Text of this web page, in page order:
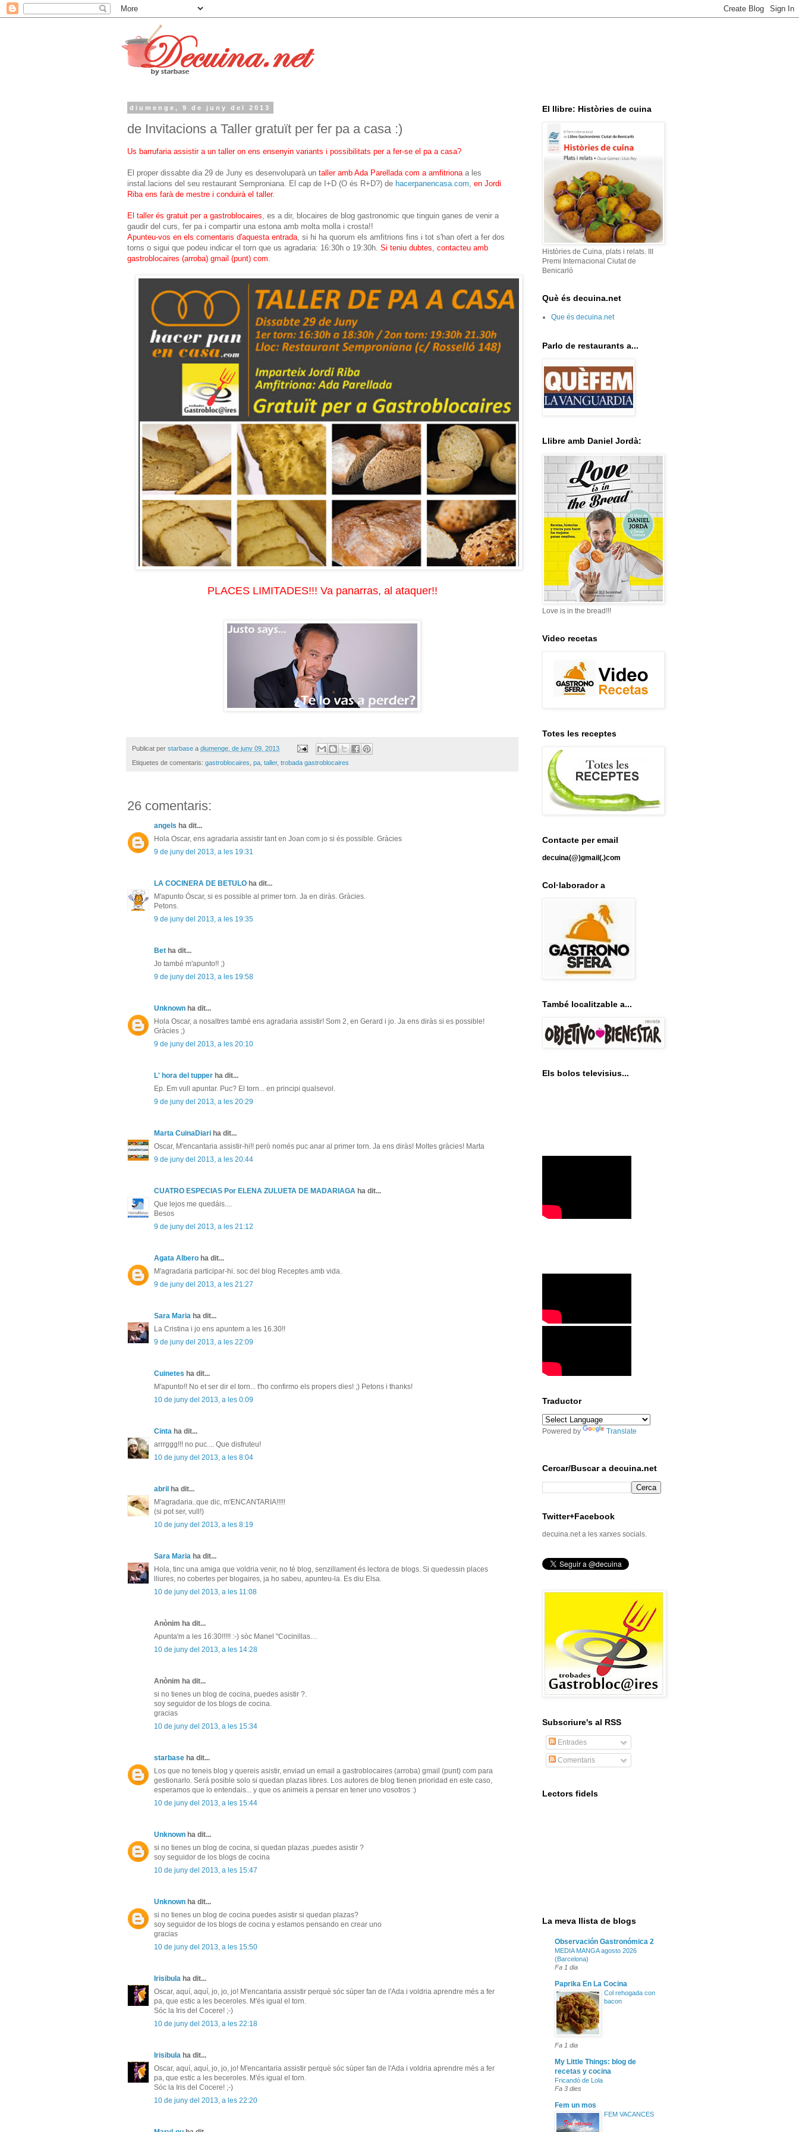
diumenge, 9 de juny del 2013
de Invitacions a Taller gratuït per fer pa a casa :)
Us barrufaria assistir a un taller on ens ensenyin variants i possibilitats per a fer-se el pa a casa?
El proper dissabte dia 29 de Juny es desenvoluparà un taller amb Ada Parellada com a amfitriona a les
instal.lacions del seu restaurant Semproniana. El cap de I+D (O és R+D?) de hacerpanencasa.com en Jordi
Riba ens farà de mestre i conduirà el taller.
El taller és gratuit per a gastroblocaires , es a dir, blocaires de blog gastronomic que tinguin ganes de venir a
gaudir del curs, fer pa i compartir una estona amb molta molla i crosta!!
Apunteu-vos en els comentaris d'aquesta entrada , si hi ha quorum els amfitrions fins i tot s'han ofert a fer dos
torns o sigui que podeu indicar el torn que us agradaria: 16:30h o 19:30h. Si teniu dubtes, contacteu amb
gastroblocaires (arroba) gmail (punt) com.
PLACES LIMITADES!!! Va panarras, al ataquer!!
Publicat per starbase a diumenge, de juny 09, 2013
Etiquetes de comentaris: gastroblocaires pa taller, trobada gastroblocaires
26 comentaris:
angels ha dit...
Hola Oscar, ens agradaria assistir tant en Joan com jo si és possible. Gràcies
9 de juny del 2013, a les 19:31
LA COCINERA DE BETULO ha dit...
M'apunto Óscar, si es possible al primer torn. Ja en diràs. Gràcies.
Petons.
9 de juny del 2013, a les 19:35
Bet ha dit...
Jo també m'apunto!! ;)
9 de juny del 2013, a les 19:58
Unknown ha dit...
Hola Oscar, a nosaltres també ens agradaria assistir! Som 2, en Gerard i jo. Ja ens diràs si es possible!
Gràcies ;)
9 de juny del 2013, a les 20:10
L' hora del tupper ha dit...
Ep. Em vull apuntar. Puc? El torn... en principi qualsevol.
9 de juny del 2013, a les 20:29
Marta CuinaDiari ha dit...
Oscar, M'encantaria assistir-hi!! però només puc anar al primer torn. Ja ens diràs! Moltes gràcies! Marta
9 de juny del 2013, a les 20:44
CUATRO ESPECIAS Por ELENA ZULUETA DE MADARIAGA ha dit...
Que lejos me quedáis....
Besos
9 de juny del 2013, a les 21:12
Agata Albero ha dit...
M'agradaria participar-hi. soc del blog Receptes amb vida.
9 de juny del 2013, a les 21:27
Sara Maria ha dit...
La Cristina i jo ens apuntem a les 16.30!!
9 de juny del 2013, a les 22:09
Cuinetes ha dit...
M'apunto!! No et ser dir el torn... t'ho confirmo els propers dies! ;) Petons i thanks!
10 de juny del 2013, a les 0:09
Cinta ha dit...
arrrggg!!! no puc.... Que disfruteu!
10 de juny del 2013, a les 8:04
abril ha dit...
M'agradaria..que dic, m'ENCANTARIA!!!!!
(si pot ser, vull!)
10 de juny del 2013, a les 8:19
Sara Maria ha dit...
Hola, tinc una amiga que voldria venir, no té blog, senzillament és lectora de blogs. Si quedessin places
lliures, no cobertes per blogaires, ja ho sabeu, apunteu-la. Es diu Elsa.
10 de juny del 2013, a les 11:08
Anònim ha dit...
Apunta'm a les 16:30!!!!! :-) sòc Manel "Cocinillas…
10 de juny del 2013, a les 14:28
Anònim ha dit...
si no tienes un blog de cocina, puedes asistir ?.
soy seguidor de los blogs de cocina.
gracias
10 de juny del 2013, a les 15:34
starbase ha dit...
Los que no teneis blog y quereis asistir, enviad un email a gastroblocaires (arroba) gmail (punt) com para
gestionarlo. Será posible solo si quedan plazas libres. Los autores de blog tienen prioridad en este caso,
esperamos que lo entendais... y que os animeis a pensar en tener uno vosotros :)
10 de juny del 2013, a les 15:44
Unknown ha dit...
si no tienes un blog de cocina, si quedan plazas ,puedes asistir ?
soy seguidor de los blogs de cocina
10 de juny del 2013, a les 15:47
Unknown ha dit...
si no tienes un blog de cocina puedes asistir si quedan plazas?
soy seguidor de los blogs de cocina y estamos pensando en crear uno
gracias
10 de juny del 2013, a les 15:50
Irisibula ha dit...
Oscar, aquí, aquí, jo, jo, jo! M'encantaria assistir perquè sóc súper fan de l'Ada i voldria aprendre més a fer
pa, que estic a les beceroles. M'és igual el torn.
Sóc la Iris del Cocere! ;-)
10 de juny del 2013, a les 22:18
Irisibula ha dit...
Oscar, aquí, aquí, jo, jo, jo! M'encantaria assistir perquè sóc súper fan de l'Ada i voldria aprendre més a fer
pa, que estic a les beceroles. M'és igual el torn.
Sóc la Iris del Cocere! ;-)
10 de juny del 2013, a les 22:20
El llibre: Històries de cuina
Històries de Cuina, plats i relats. III
Premi Internacional Ciutat de
Benicarló
Què és decuina.net
Que és decuina.net
Parlo de restaurants a...
Llibre amb Daniel Jordà:
Love is in the bread!!!
Video recetas
Totes les receptes
Contacte per email
decuina(@)gmail(.)com
Col·laborador a
També localitzable a...
Els bolos televisius...
Traductor
Powered by Translate
Cercar/Buscar a decuina.net
Twitter+Facebook
decuina.net a les xarxes socials.
Subscriure's al RSS
Entrades
Comentaris
Lectors fidels
La meva llista de blogs
Observación Gastronómica 2
MEDIA MANGA agosto 2026
(Barcelona)
Fa 1 dia
Paprika En La Cocina
Col rehogada con
bacon
Fa 1 dia
My Little Things: blog de
recetas y cocina
Fricandó de Lola
Fa 3 dies
Fem un mos
FEM VACANCES